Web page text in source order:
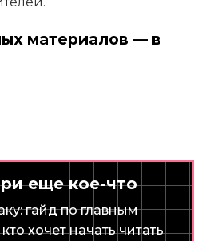
материалов — в
еще кое-что
гайд по главным
хочет начать читать